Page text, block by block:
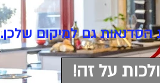
הסדנאות גם למיקום שלכן.
על זה